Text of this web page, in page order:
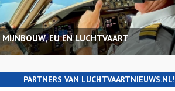
MIJNBOUW, EU EN LUCHTVAART
PARTNERS VAN LUCHTVAARTNIEUWS.NL!